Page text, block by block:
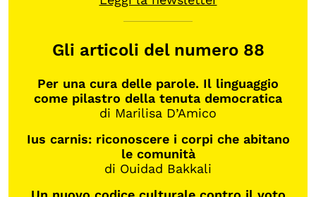
Gli articoli del numero 88
Per una cura delle parole. Il linguaggio
come pilastro della tenuta democratica
di Marilisa D’Amico
Ius carnis: riconoscere i corpi che abitano
le comunità
di Ouidad Bakkali